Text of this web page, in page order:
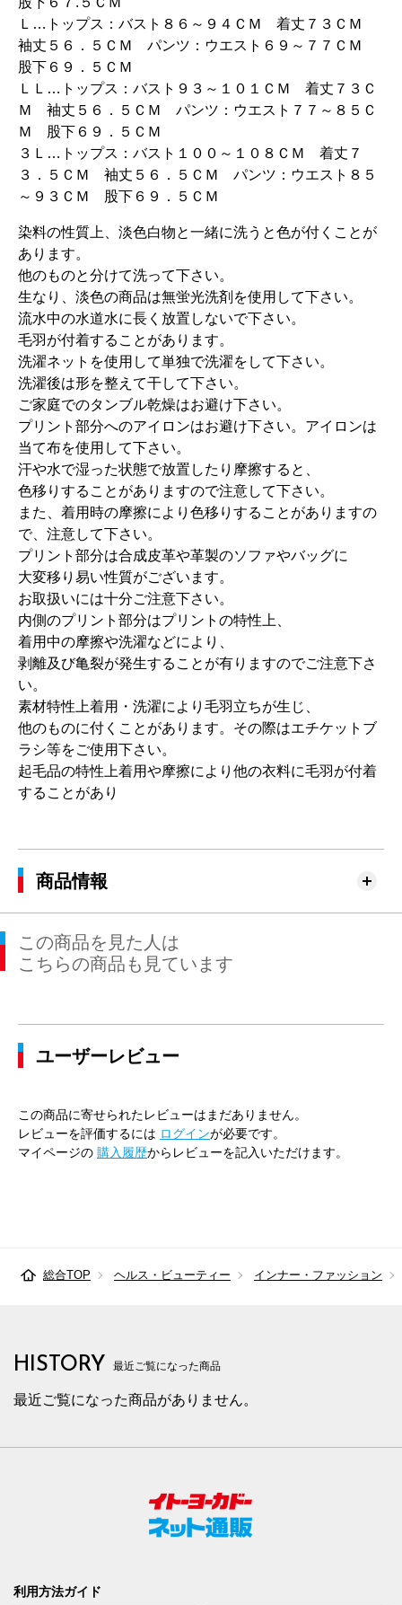
Ｌ…トップス：バスト８６～９４ＣＭ 着丈７３ＣＭ
袖丈５６．５ＣＭ パンツ：ウエスト６９～７７ＣＭ
股下６９．５ＣＭ
ＬＬ…トップス：バスト９３～１０１ＣＭ 着丈７３Ｃ
Ｍ 袖丈５６．５ＣＭ パンツ：ウエスト７７～８５Ｃ
Ｍ 股下６９．５ＣＭ
３Ｌ…トップス：バスト１００～１０８ＣＭ 着丈７
３．５ＣＭ 袖丈５６．５ＣＭ パンツ：ウエスト８５
～９３ＣＭ 股下６９．５ＣＭ
染料の性質上、淡色白物と一緒に洗うと色が付くことが
あります。
他のものと分けて洗って下さい。
生なり、淡色の商品は無蛍光洗剤を使用して下さい。
流水中の水道水に長く放置しないで下さい。
毛羽が付着することがあります。
洗濯ネットを使用して単独で洗濯をして下さい。
洗濯後は形を整えて干して下さい。
ご家庭でのタンブル乾燥はお避け下さい。
プリント部分へのアイロンはお避け下さい。アイロンは
当て布を使用して下さい。
汗や水で湿った状態で放置したり摩擦すると、
色移りすることがありますので注意して下さい。
また、着用時の摩擦により色移りすることがありますの
で、注意して下さい。
プリント部分は合成皮革や革製のソファやバッグに
大変移り易い性質がございます。
お取扱いには十分ご注意下さい。
内側のプリント部分はプリントの特性上、
着用中の摩擦や洗濯などにより、
剥離及び亀裂が発生することが有りますのでご注意下さ
い。
素材特性上着用・洗濯により毛羽立ちが生じ、
他のものに付くことがあります。その際はエチケットブ
ラシ等をご使用下さい。
起毛品の特性上着用や摩擦により他の衣料に毛羽が付着
することがあり
商品情報
この商品を見た人は
こちらの商品も見ています
ユーザーレビュー
この商品に寄せられたレビューはまだありません。
レビューを評価するには ログインが必要です。
マイページの 購入履歴からレビューを記入いただけます。
総合TOP ヘルス・ビューティー インナー・ファッション
HISTORY 最近ご覧になった商品
最近ご覧になった商品がありません。
利用方法ガイド